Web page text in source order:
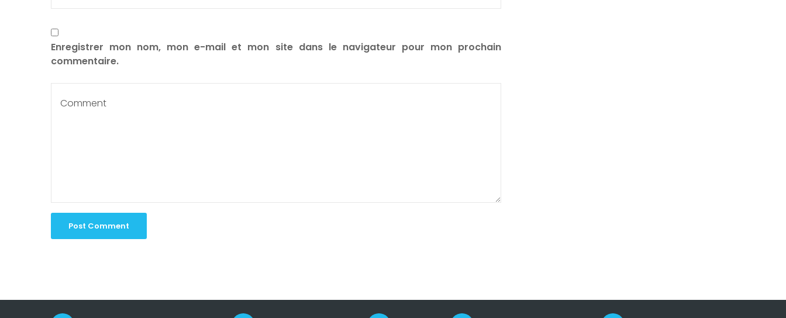
Enregistrer mon nom, mon e-mail et mon site dans le navigateur pour mon prochain
commentaire.